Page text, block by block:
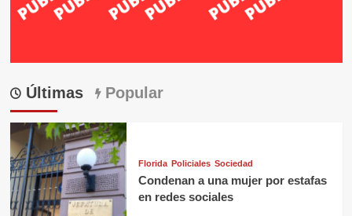
Últimas Popular
Florida Policiales Sociedad
Condenan a una mujer por estafas
en redes sociales